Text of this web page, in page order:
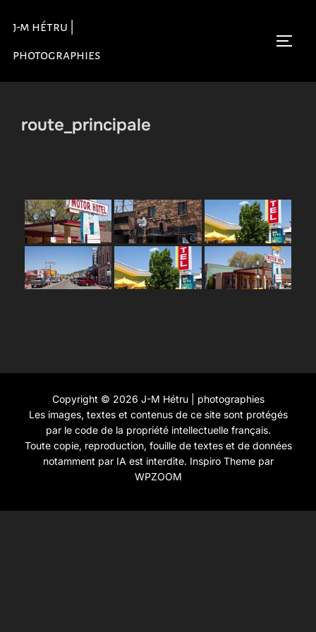
contenu
j-m hétru |
photographies
route_principale
Copyright © 2026 J-M Hétru | photographies
Les images, textes et contenus de ce site sont protégés
par le code de la propriété intellectuelle français.
Toute copie, reproduction, fouille de textes et de données
notamment par IA est interdite. Inspiro Themepar
WPZOOM